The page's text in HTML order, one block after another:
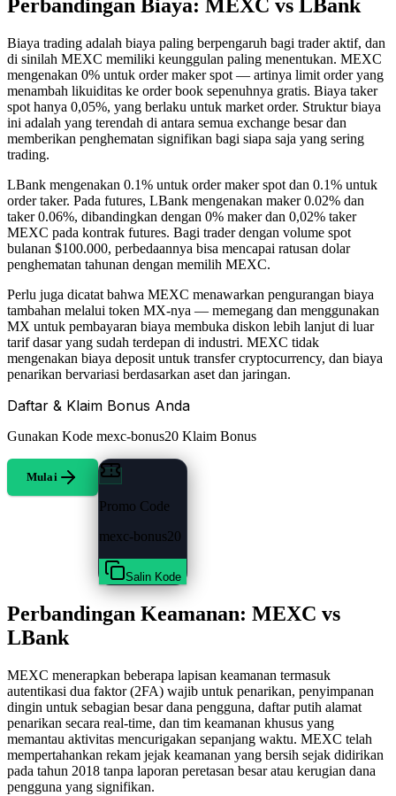
Perbandingan Biaya: MEXC vs LBank
Biaya trading adalah biaya paling berpengaruh bagi trader aktif, dan
di sinilah MEXC memiliki keunggulan paling menentukan. MEXC
mengenakan 0% untuk order maker spot — artinya limit order yang
menambah likuiditas ke order book sepenuhnya gratis. Biaya taker
spot hanya 0,05%, yang berlaku untuk market order. Struktur biaya
ini adalah yang terendah di antara semua exchange besar dan
memberikan penghematan signifikan bagi siapa saja yang sering
trading.
LBank mengenakan 0.1% untuk order maker spot dan 0.1% untuk
order taker. Pada futures, LBank mengenakan maker 0.02% dan
taker 0.06%, dibandingkan dengan 0% maker dan 0,02% taker
MEXC pada kontrak futures. Bagi trader dengan volume spot
bulanan $100.000, perbedaannya bisa mencapai ratusan dolar
penghematan tahunan dengan memilih MEXC.
Perlu juga dicatat bahwa MEXC menawarkan pengurangan biaya
tambahan melalui token MX-nya — memegang dan menggunakan
MX untuk pembayaran biaya membuka diskon lebih lanjut di luar
tarif dasar yang sudah terdepan di industri. MEXC tidak
mengenakan biaya deposit untuk transfer cryptocurrency, dan biaya
penarikan bervariasi berdasarkan aset dan jaringan.
Daftar & Klaim Bonus Anda
Gunakan Kode mexc-bonus20 Klaim Bonus
Mulai
Promo Code
mexc-bonus20
Salin Kode
Perbandingan Keamanan: MEXC vs
LBank
MEXC menerapkan beberapa lapisan keamanan termasuk
autentikasi dua faktor (2FA) wajib untuk penarikan, penyimpanan
dingin untuk sebagian besar dana pengguna, daftar putih alamat
penarikan secara real-time, dan tim keamanan khusus yang
memantau aktivitas mencurigakan sepanjang waktu. MEXC telah
mempertahankan rekam jejak keamanan yang bersih sejak didirikan
pada tahun 2018 tanpa laporan peretasan besar atau kerugian dana
pengguna yang signifikan.